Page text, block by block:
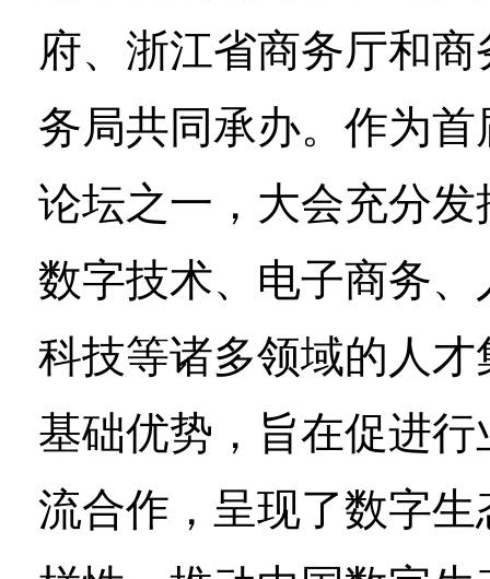
府、浙江省商务厅和
务局共同承办。作为
论坛之一，大会充分
数字技术、电子商务
科技等诸多领域的人
基础优势，旨在促进
流合作，呈现了数字